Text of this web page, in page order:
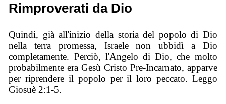
Rimproverati da Dio
Quindi, già all'inizio della storia del popolo di Dio
nella terra promessa, Israele non ubbidì a Dio
completamente. Perciò, l'Angelo di Dio, che molto
probabilmente era Gesù Cristo Pre-Incarnato, apparve
per riprendere il popolo per il loro peccato. Leggo
Giosuè 2:1-5.